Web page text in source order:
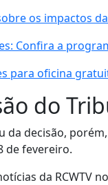
os impactos
Confira a
para oficina
do
da decisão,
de fevereiro.
da RCWTV